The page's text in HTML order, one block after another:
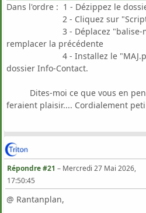
Dans l'ordre : 1 - Dézippez le
2 - Cliquez sur
3 - Déplacez "balise-
remplacer la précédente
4 - Installez le "MAJ.pet"
dossier Info-Contact.
Dites-moi ce que vous en
feraient plaisir.... Cordialement
Répondre #21 – Mercredi 27 Mai 2026,
17:50:45
@ Rantanplan,